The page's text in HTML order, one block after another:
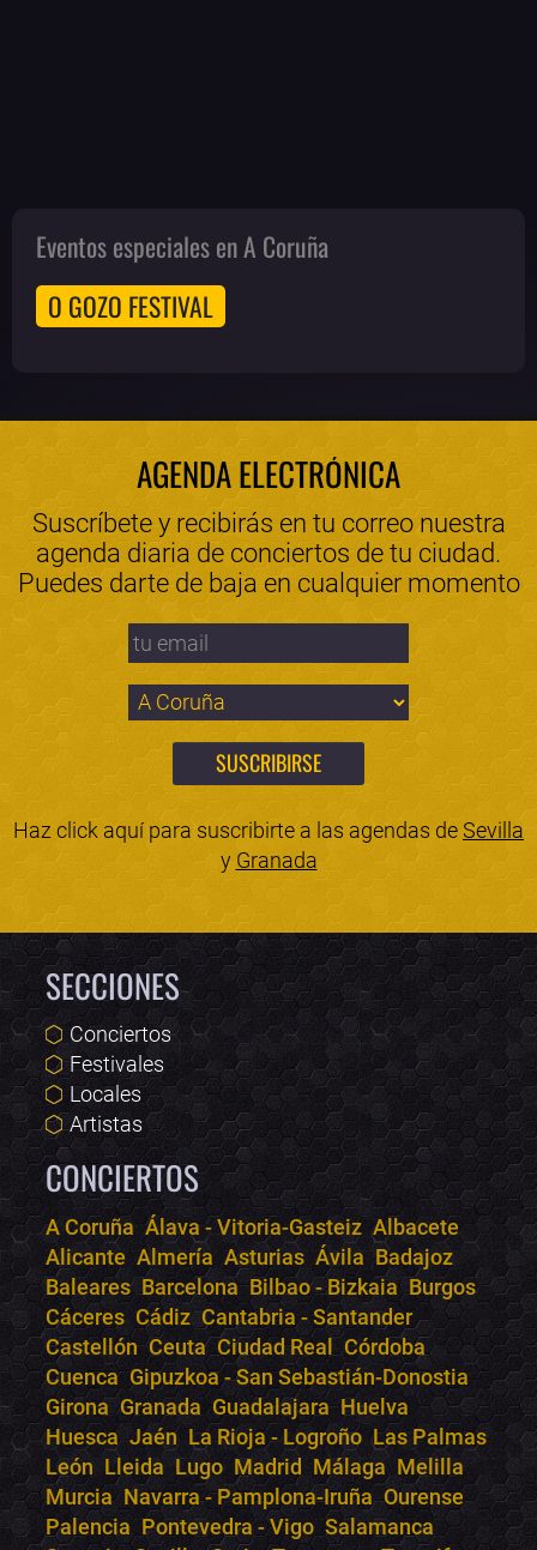
Eventos especiales en A Coruña
O GOZO FESTIVAL
AGENDA ELECTRÓNICA
Suscríbete y recibirás en tu correo nuestra
agenda diaria de conciertos de tu ciudad.
Puedes darte de baja en cualquier momento
Haz click aquí para suscribirte a las agendas deSevilla
y Granada
SECCIONES
Conciertos
Festivales
Locales
Artistas
CONCIERTOS
A Coruña Álava - Vitoria-Gasteiz Albacete
Alicante Almería Asturias Ávila Badajoz
Baleares Barcelona Bilbao - Bizkaia Burgos
Cáceres Cádiz Cantabria - Santander
Castellón Ceuta Ciudad Real Córdoba
Cuenca Gipuzkoa - San Sebastián-Donostia
Girona Granada Guadalajara Huelva
Huesca Jaén La Rioja - Logroño Las Palmas
León Lleida Lugo Madrid Málaga Melilla
Murcia Navarra - Pamplona-Iruña Ourense
Palencia Pontevedra - Vigo Salamanca
Bololoco · conciertos.club
Online · Te ayudo a encontrar conciertos